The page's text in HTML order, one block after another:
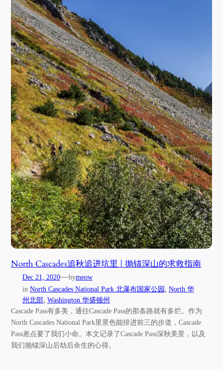
North Cascades追秋追进坑里 | 抛锚深山的求救指南
Dec 21, 2020—bymeow
in North Cascades National Park 北瀑布国家公园
North 华
州北部, Washington 华盛顿州
Cascade Pass有多美，通往Cascade Pass的那条路就有多烂。作为
North Cascades National Park里景色能排进前三的步道，Cascade
Pass差点要了我们小命。本文记录了Cascade Pass深秋美景，以及
我们抛锚深山后劫后余生的心得。